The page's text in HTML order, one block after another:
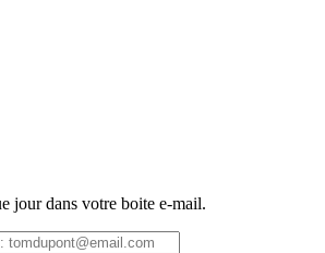
jour dans votre boite e-mail.